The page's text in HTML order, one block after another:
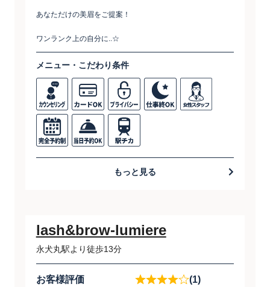
あなただけの美眉をご提案！
ワンランク上の自分に..☆
メニュー・こだわり条件
もっと見る
lash&brow-lumiere
永犬丸駅より徒歩13分
お客様評価 (1)